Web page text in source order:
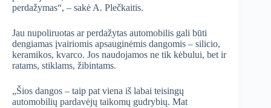
perdažymas“, – sakė A. Plečkaitis.
Jau nupoliruotas ar perdažytas automobilis gali būti
dengiamas įvairiomis apsauginėmis dangomis – silicio,
keramikos, kvarco. Jos naudojamos ne tik kėbului, bet ir
ratams, stiklams, žibintams.
„Šios dangos – taip pat viena iš labai teisingų
automobilių pardavėjų taikomų gudrybių. Mat